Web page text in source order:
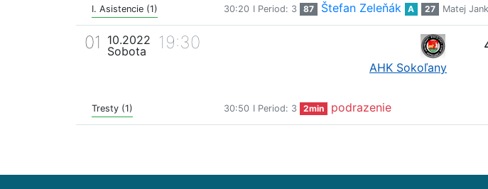
I. Asistencie (1) 30:20 I Period: 3 87 Štefan Zeleňák A 27 Matej
01
10.2022
Sobota
19:30
AHK Sokoľany
Tresty (1) 30:50 I Period: 3 2min podrazenie